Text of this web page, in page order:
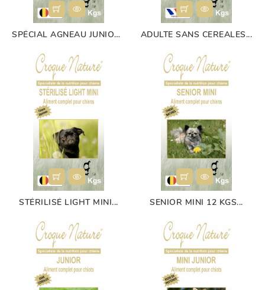
SPÉCIAL AGNEAU JUNIOR... ADULTE SANS CEREALES...
STÉRILISÉ LIGHT MINI... SENIOR MINI 12 KGS...